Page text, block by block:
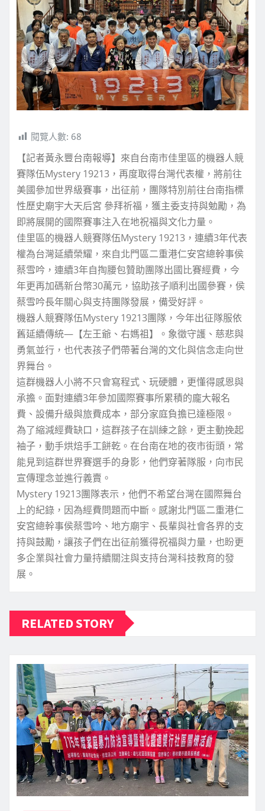
閱覽人數: 68
【記者黃永豐台南報導】來自台南市佳里區的機器人競
賽隊伍Mystery 19213，再度取得台灣代表權，將前往
美國參加世界級賽事，出征前，團隊特別前往台南指標
性歷史廟宇大天后宮 參拜祈福，獲主委支持與勉勵，為
即將展開的國際賽事注入在地祝福與文化力量。
佳里區的機器人競賽隊伍Mystery 19213，連續3年代表
權為台灣延續榮耀，來自北門區二重港仁安宮總幹事侯
蔡雪吟，連續3年自掏腰包贊助團隊出國比賽經費，今
年更再加碼新台幣30萬元，協助孩子順利出國參賽，侯
蔡雪吟長年關心與支持團隊發展，備受好評。
機器人競賽隊伍Mystery 19213團隊，今年出征隊服依
舊延續傳統—【左王爺、右媽祖】。象徵守護、慈悲與
勇氣並行，也代表孩子們帶著台灣的文化與信念走向世
界舞台。
這群機器人小將不只會寫程式、玩硬體，更懂得感恩與
承擔。面對連續3年參加國際賽事所累積的龐大報名
費、設備升級與旅費成本，部分家庭負擔已達極限。
為了縮減經費缺口，這群孩子在訓練之餘，更主動挽起
袖子，動手烘焙手工餅乾。在台南在地的夜市街頭，常
能見到這群世界賽選手的身影，他們穿著隊服，向市民
宣傳理念並進行義賣。
Mystery 19213團隊表示，他們不希望台灣在國際舞台
上的紀錄，因為經費問題而中斷。感謝北門區二重港仁
安宮總幹事侯蔡雪吟、地方廟宇、長輩與社會各界的支
持與鼓勵，讓孩子們在出征前獲得祝福與力量，也盼更
多企業與社會力量持續關注與支持台灣科技教育的發
展。
RELATED STORY